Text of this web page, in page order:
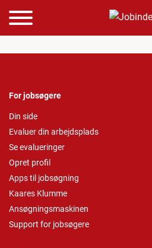
For jobsøgere
Din side
Evaluer din arbejdsplads
Se evalueringer
Opret profil
Apps til jobsøgning
Kaares Klumme
Ansøgningsmaskinen
Support for jobsøgere